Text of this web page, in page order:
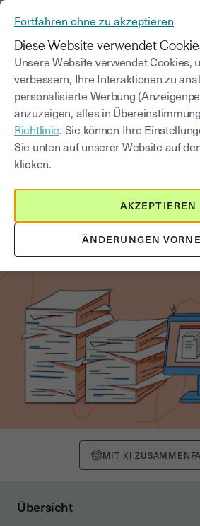
Blog
Kategorie auswählen
Chancen und Risiken
Vertragsmanagement
MIT KI
Übersicht
Fortfahren ohne zu akzeptieren
Diese Website verwendet
Unsere Website verwendet Cookies,
verbessern, Ihre Interaktionen zu
personalisierte Werbung
anzuzeigen, alles in
Richtlinie. Sie können Ihre
Sie unten auf unserer Website auf
klicken.
ÄNDERUNGEN
AKZEPTIEREN